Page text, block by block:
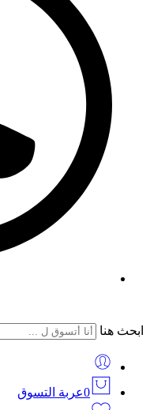
ابحث هنا
0عربة التسوق